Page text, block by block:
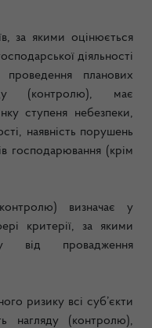
за якими оцінюється
діяльності
проведення планових
(контролю), має
ступеня небезпеки,
наявність порушень
господарювання (крім
визначає у
критерії, за якими
від провадження
ризику всі суб’єкти
нагляду (контролю),